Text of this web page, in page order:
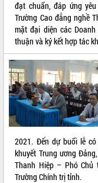
Du lịch Đắk Lắk nâng tầm
du khách thông qua Hệ
liệu và Bản đồ số
Tập huấn ứng dụng trí tuệ
trong thương mại điện tử
Đoàn đại biểu Quốc hội tỉnh
trao đổi thông tin trước Kỳ
nhất, Quốc hội khóa XVI
Quyết liệt cải cách hành
thông nguồn lực phát triển
Nâng cao hiệu lực, hiệu quả
tỉnh thông qua hiện đại hóa
Xã Ea Phê gắn cải cách
chuyển đổi số
đạt chuẩn, đáp ứng
Trường Cao đẳng nghề
mặt đại diện các
thuận và ký kết hợp tác
2021. Đến dự buổi lễ
khuyết Trung ương
Thanh Hiệp – Phó
Trường Chính trị tỉnh.